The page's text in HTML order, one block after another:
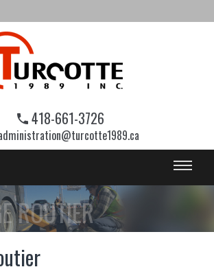
418-661-3726
ROUTIER